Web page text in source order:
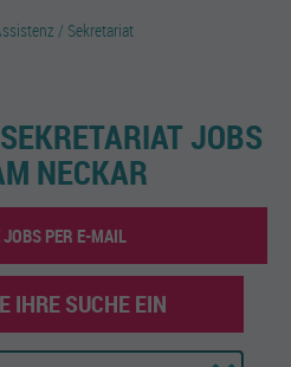
/ Sekretariat
JOBS
NECKAR
JOBS PER E-MAIL
IHRE SUCHE EIN